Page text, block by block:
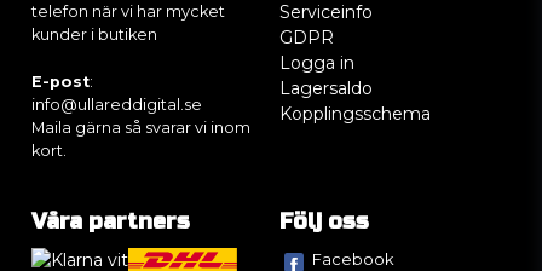
telefon när vi har mycket
kunder i butiken
E-post:
info@ullareddigital.se
Maila gärna så svarar vi inom
kort.
Serviceinfo
GDPR
Logga in
Lagersaldo
Kopplingsschema
Våra partners Följ oss
Facebook